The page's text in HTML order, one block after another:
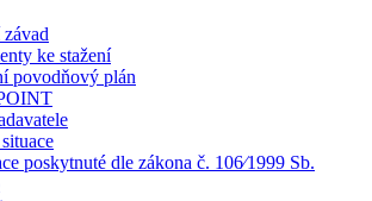
ke stažení
povodňový plán
poskytnuté dle zákona č. 106⁄1999 Sb.